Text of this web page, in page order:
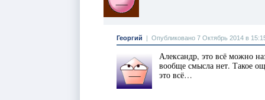
Георгий | Опубликовано 7 Октябрь 2014 в
Александр, это всё можно
вообще смысла нет. Такое
это всё…